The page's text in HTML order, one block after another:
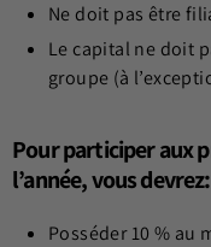
Ne doit pas être
Le capital ne doit
groupe (à
Pour participer aux
l’année, vous devrez:
Posséder 10 % au